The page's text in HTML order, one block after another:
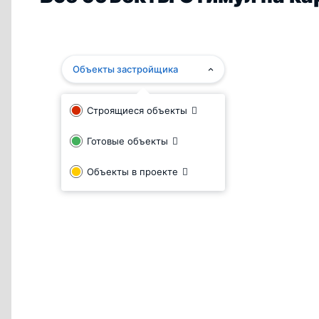
осуществление операций купли-продажи с
оказание посреднических и
или коммерческим недвижимым имуществом.
Объекты застройщика
Строящиеся объекты
Готовые объекты
Объекты в проекте